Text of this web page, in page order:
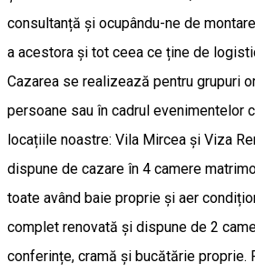
consultanță și ocupându-ne de
a acestora și tot ceea ce ține de
Cazarea se realizează pentru grupuri
persoane sau în cadrul evenimentelor
locațiile noastre: Vila Mircea și Viza
dispune de cazare în 4 camere
toate având baie proprie și aer
complet renovată și dispune de 2
conferințe, cramă și bucătărie proprie.